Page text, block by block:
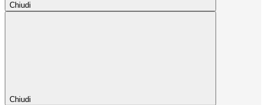
Chiudi
Chiudi